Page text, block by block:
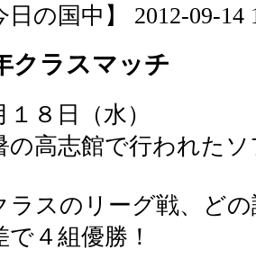
日の国中】 2012-09-14
クラスマッチ
１８日（水）
の高志館で行われた
ラスのリーグ戦、ど
で４組優勝！